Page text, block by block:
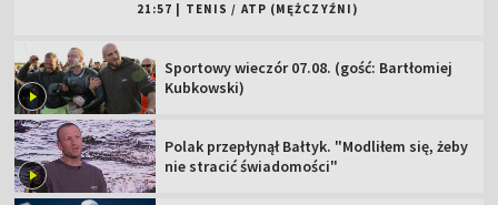
21:57 TENIS / ATP (MĘŻCZYŹNI)
Sportowy wieczór 07.08. (gość: Bartłomiej
Kubkowski)
Polak przepłynął Bałtyk. "Modliłem się, żeby
nie stracić świadomości"